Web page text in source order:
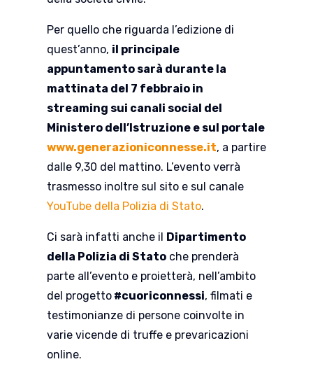
Per quello che riguarda l’edizione di
quest’anno, il principale
appuntamento sarà durante la
mattinata del 7 febbraio in
streaming sui canali social del
Ministero dell’Istruzione e sul portale
www.generazioniconnesse.it, a partire
dalle 9,30 del mattino. L’evento verrà
trasmesso inoltre sul sito e sul canale
YouTube della Polizia di Stato.
Ci sarà infatti anche il
Dipartimento
della Polizia di Statoche prenderà
parte all’evento e proietterà, nell’ambito
del progetto#cuoriconnessi, filmati e
testimonianze di persone coinvolte in
varie vicende di truffe e prevaricazioni
online.